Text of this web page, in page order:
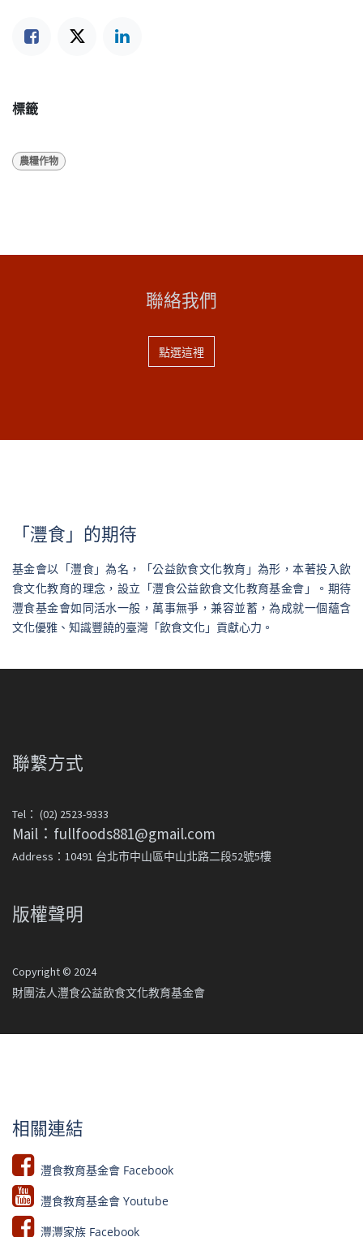
標籤
農糧作物
聯絡我們
點選這裡
「灃食」的期待
基金會以「灃食」為名，「公益飲食文化教育」為形，本著投入飲
食文化教育的理念，設立「灃食公益飲食文化教育基金會」。期待
灃食基金會如同活水一般，萬事無爭，兼容並蓄，為成就一個蘊含
文化優雅、知識豐饒的臺灣「飲食文化」貢獻心力。
聯繫方式
Tel： (02) 2523-9333
Mail：fullfoods881@gmail.com
Address：10491 台北市中山區中山北路二段52號5樓
版權聲明
Copyright © 2024
財團法人灃食公益飲食文化教育基金會
相關連結
灃食教育基金會 Facebook​
灃食教育基金會 Youtube​​
灃灃家族 Facebook